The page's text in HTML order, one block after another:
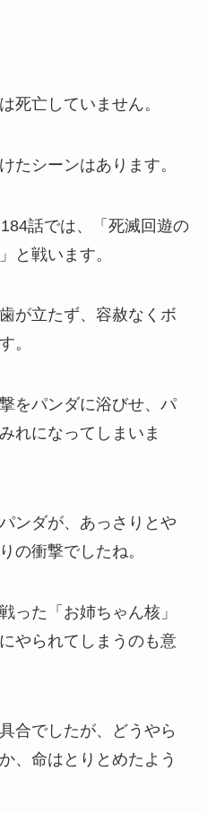
死亡していません。
たシーンはあります。
話では、「死滅回遊の
と戦います。
が立たず、容赦なくボ
。
をパンダに浴びせ、パ
れになってしまいま
ンダが、あっさりとや
の衝撃でしたね。
った「お姉ちゃん核」
やられてしまうのも意
合でしたが、どうやら
、命はとりとめたよう